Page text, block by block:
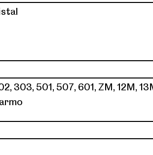
303, 501, 507, 601, ZM, 12M,